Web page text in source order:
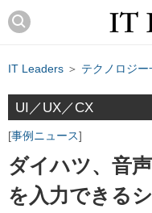
IT Leaders ＞ テクノロジー
UI／UX／CX
事例ニュース
ダイハツ、音
を入力できる